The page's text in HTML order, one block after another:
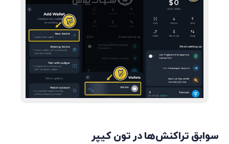
سوابق تراکنش‌ها در تون کیپر